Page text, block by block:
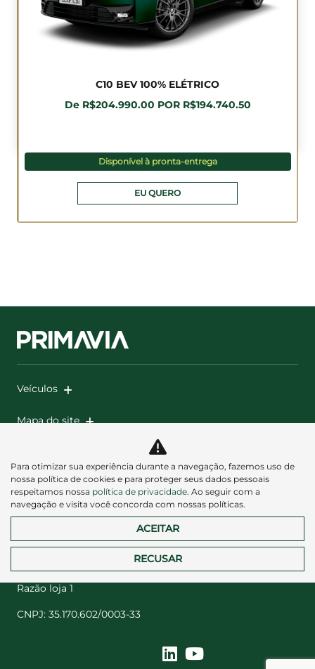
C10 BEV 100% ELÉTRICO
De R$204.990.00 POR R$194.740.50
Disponível à pronta-entrega
EU QUERO
Veículos
Mapa do site
Desacelere. Seu bem maior é a vida.
Razão loja 1
CNPJ: 35.170.602/0003-33
Para otimizar sua experiência durante a navegação, fazemos uso de
nossa política de cookies e para proteger seus dados pessoais
respeitamos nossa política de privacidade. Ao seguir com a
navegação e visita você concorda com nossas políticas.
ACEITAR
RECUSAR